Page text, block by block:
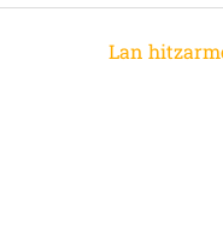
Lan